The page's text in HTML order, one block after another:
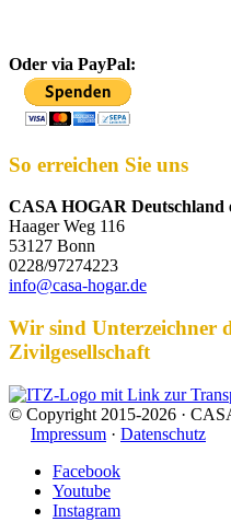
Oder via PayPal:
So erreichen Sie uns
CASA HOGAR Deutschland
Haager Weg 116
53127 Bonn
0228/97274223
info@casa-hogar.de
Wir sind Unterzeichner
Zivilgesellschaft
© Copyright 2015-2026 ·
Impressum · Datenschutz
Facebook
Youtube
Instagram